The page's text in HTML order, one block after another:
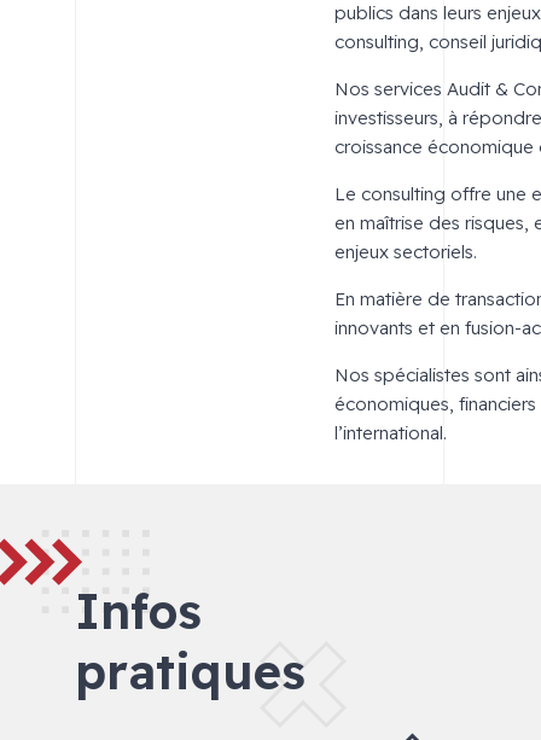
publics dans leurs
consulting, conseil
Nos services Audit &
investisseurs, à
croissance économique
Le consulting offre une
en maîtrise des
enjeux sectoriels.
En matière de
innovants et en fusion-
Nos spécialistes sont
économiques,
l’international.
Infos
pratiques